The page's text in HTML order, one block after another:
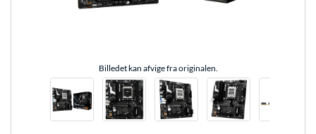
Billedet kan afvige fra originalen.